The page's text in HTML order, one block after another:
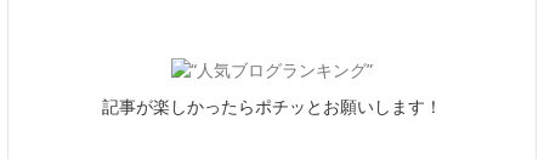
記事が楽しかったらポチッとお願いします！